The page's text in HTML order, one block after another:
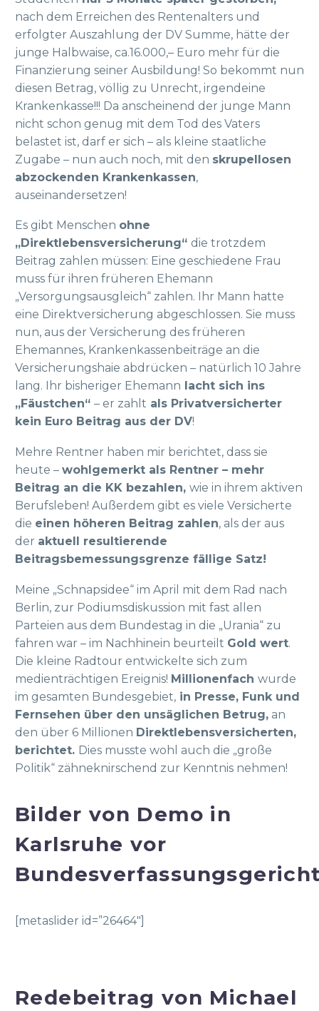
nach dem Erreichen des Rentenalters und
erfolgter Auszahlung der DV Summe, hätte der
junge Halbwaise, ca.16.000,– Euro mehr für die
Finanzierung seiner Ausbildung! So bekommt nun
diesen Betrag, völlig zu Unrecht, irgendeine
Krankenkasse!!! Da anscheinend der junge Mann
nicht schon genug mit dem Tod des Vaters
belastet ist, darf er sich – als kleine staatliche
Zugabe – nun auch noch, mit den skrupellosen
abzockenden Krankenkassen,
auseinandersetzen!
Es gibt Menschen ohne
„Direktlebensversicherung“ die trotzdem
Beitrag zahlen müssen: Eine geschiedene Frau
muss für ihren früheren Ehemann
„Versorgungsausgleich“ zahlen. Ihr Mann hatte
eine Direktversicherung abgeschlossen. Sie muss
nun, aus der Versicherung des früheren
Ehemannes, Krankenkassenbeiträge an die
Versicherungshaie abdrücken – natürlich 10 Jahre
lang. Ihr bisheriger Ehemann lacht sich ins
„Fäustchen“ – er zahlt als Privatversicherter
kein Euro Beitrag aus der DV!
Mehre Rentner haben mir berichtet, dass sie
heute – wohlgemerkt als Rentner – mehr
Beitrag an die KK bezahlen, wie in ihrem aktiven
Berufsleben! Außerdem gibt es viele Versicherte
die einen höheren Beitrag zahlen, als der aus
der aktuell resultierende
Beitragsbemessungsgrenze fällige Satz!
Meine „Schnapsidee“ im April mit dem Rad nach
Berlin, zur Podiumsdiskussion mit fast allen
Parteien aus dem Bundestag in die „Urania“ zu
fahren war – im Nachhinein beurteilt Gold wert.
Die kleine Radtour entwickelte sich zum
medienträchtigen Ereignis! Millionenfach wurde
im gesamten Bundesgebiet, in Presse, Funk und
Fernsehen über den unsäglichen Betrug, an
den über 6 Millionen Direktlebensversicherten,
berichtet. Dies musste wohl auch die „große
Politik“ zähneknirschend zur Kenntnis nehmen!
Bilder von Demo in
Karlsruhe vor
[metaslider id=”26464″]
Redebeitrag von Michael